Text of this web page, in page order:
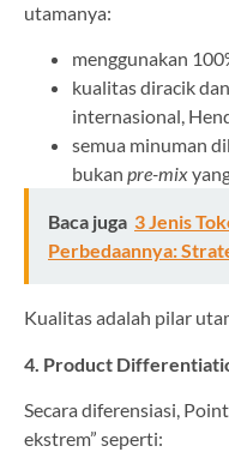
utamanya:
menggunakan
kualitas diracik
internasional,
semua minuman
bukan pre-mix
Baca juga 3 Jenis
Perbedaannya:
Kualitas adalah pilar
4. Product
Secara diferensiasi,
ekstrem” seperti: